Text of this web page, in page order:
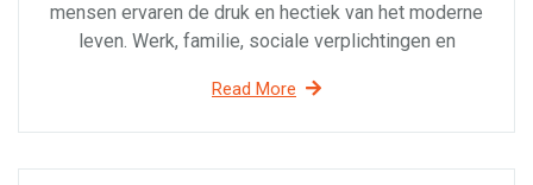
mensen ervaren de druk en hectiek van het moderne
leven. Werk, familie, sociale verplichtingen en
Read More